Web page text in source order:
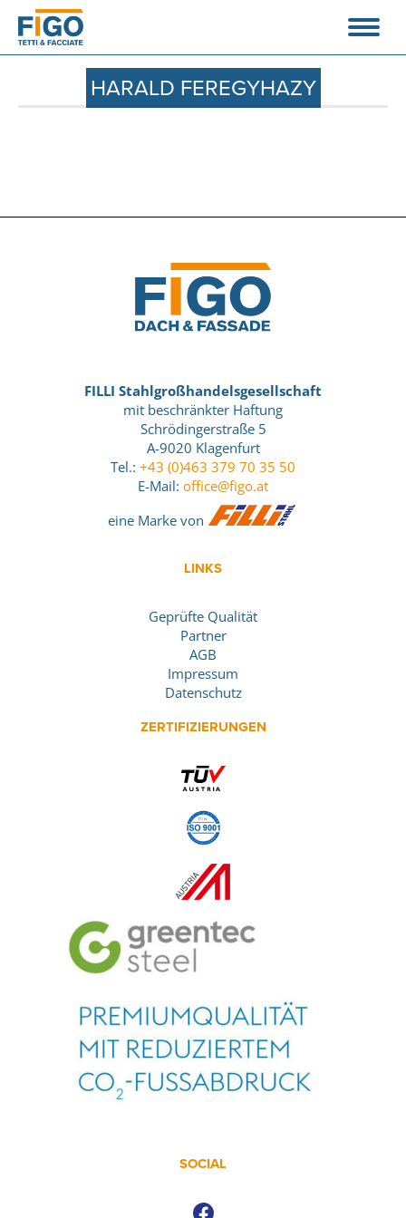
HARALD FEREGYHAZY
FILLI Stahlgroßhandelsgesellschaft
mit beschränkter Haftung
Schrödingerstraße 5
A-9020 Klagenfurt
Tel.: +43 (0)463 379 70 35 50
E-Mail: office@figo.at
eine Marke von
LINKS
Geprüfte Qualität
Partner
AGB
Impressum
Datenschutz
ZERTIFIZIERUNGEN
SOCIAL